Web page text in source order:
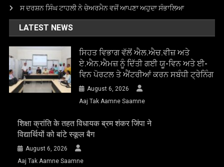
ਸ ਦਰਸ਼ਨ ਸਿੰਘ ਟਾਹਲੀ ਨੇ ਚੇਅਰਮੈਨ ਵਜੋਂ ਆਪਣਾ ਅਹੁਦਾ ਸੰਭਾਲਿਆ
LATEST NEWS
ਸਿਹਤ ਵਿਭਾਗ ਵੱਲੋਂ ਐਲ.ਐਚ.ਵੀਜ਼ ਅਤੇ
ਏ.ਐਨ.ਐਮਜ਼ ਨੂੰ ਦਿੱਤੀ ਗਈ ਯੂ-ਵਿਨ ਅਤੇ ਈ-
ਵਿਨ ਪੋਰਟਲ ਤੇ ਐਂਟਰੀਆਂ ਕਰਨ ਸਬੰਧੀ ਟ੍ਰੇਨਿੰਗ
August 6, 2026
Aaj Tak Aamne Saamne
शिक्षा क्रांति के तहत विधायक ब्रम शंकर जिंपा ने
विद्यार्थियों को बांटे स्कूल बैग
August 6, 2026
Aaj Tak Aamne Saamne